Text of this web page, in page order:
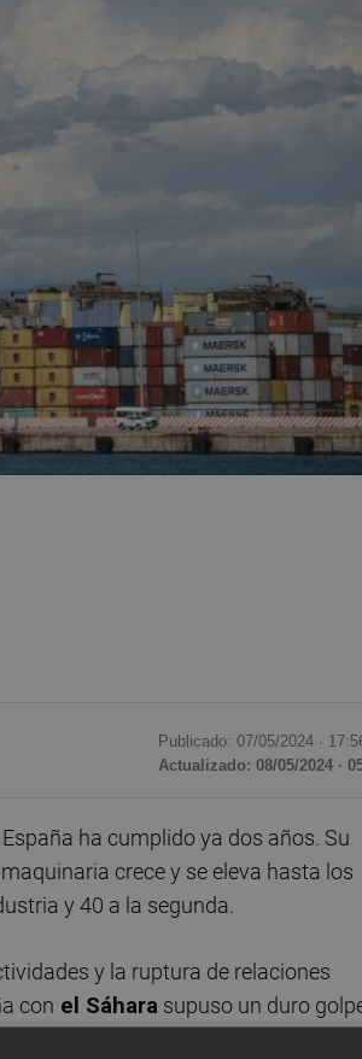
Publicado: 07/05/2024 ·
Actualizado: 08/05/2024 ·
ha cumplido ya dos años. Su
crece y se eleva hasta los
y 40 a la segunda.
y la ruptura de relaciones
con el Sáhara supuso un duro
empresas y las navieras confiaban